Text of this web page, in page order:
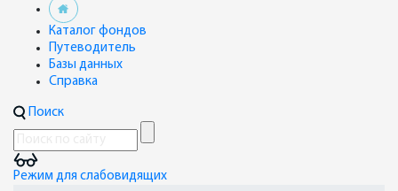
Каталог фондов
Путеводитель
Базы данных
Справка
Поиск
Режим для слабовидящих